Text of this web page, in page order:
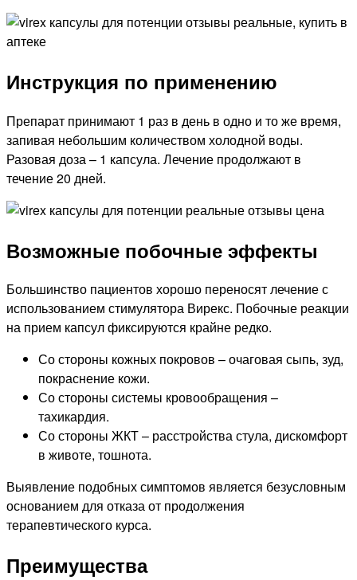
Инструкция по применению
Препарат принимают 1 раз в день в одно и то же время,
запивая небольшим количеством холодной воды.
Разовая доза – 1 капсула. Лечение продолжают в
течение 20 дней.
Возможные побочные эффекты
Большинство пациентов хорошо переносят лечение с
использованием стимулятора Вирекс. Побочные реакции
на прием капсул фиксируются крайне редко.
Со стороны кожных покровов – очаговая сыпь, зуд,
покраснение кожи.
Со стороны системы кровообращения –
тахикардия.
Со стороны ЖКТ – расстройства стула, дискомфорт
в животе, тошнота.
Выявление подобных симптомов является безусловным
основанием для отказа от продолжения
терапевтического курса.
Преимущества